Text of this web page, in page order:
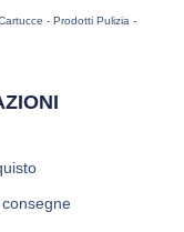
- Prodotti Pulizia -